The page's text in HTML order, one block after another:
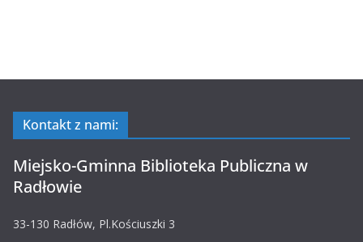
Kontakt z nami:
Miejsko-Gminna Biblioteka Publiczna w
Radłowie
33-130 Radłów, Pl.Kościuszki 3